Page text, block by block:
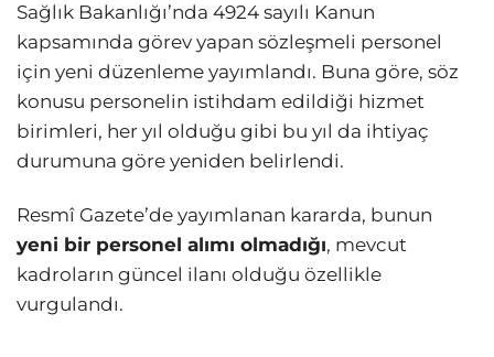
Sağlık Bakanlığı’nda 4924 sayılı Kanun
kapsamında görev yapan sözleşmeli personel
için yeni düzenleme yayımlandı. Buna göre, söz
konusu personelin istihdam edildiği hizmet
birimleri, her yıl olduğu gibi bu yıl da ihtiyaç
durumuna göre yeniden belirlendi.
Resmî Gazete’de yayımlanan kararda, bunun
yeni bir personel alımı olmadığı, mevcut
kadroların güncel ilanı olduğu özellikle
vurgulandı.